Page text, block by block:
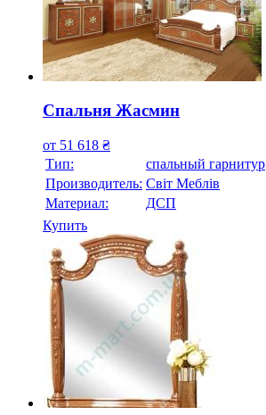
Спальня Жасмин
от 51 618 ₴
Тип:
спальный гарнитур
Производитель: Свiт Меблiв
Материал:
ДСП
Купить